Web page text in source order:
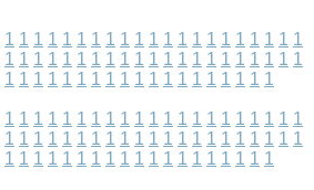
1 1 1 1 1 1 1 1 1 1 1 1 1 1 1 1 1 1 1 1 1
1 1 1 1 1 1 1 1 1 1 1 1 1 1 1 1 1 1 1 1 1
1 1 1 1 1 1 1 1 1 1 1 1 1 1 1 1 1 1 1
1 1 1 1 1 1 1 1 1 1 1 1 1 1 1 1 1 1 1 1 1
1 1 1 1 1 1 1 1 1 1 1 1 1 1 1 1 1 1 1 1 1
1 1 1 1 1 1 1 1 1 1 1 1 1 1 1 1 1 1 1